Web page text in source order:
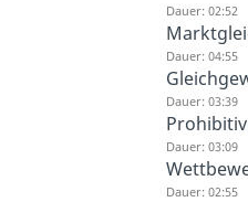
Dauer: 02:52
Dauer: 04:55
Dauer: 03:39
Dauer: 03:09
Dauer: 02:55